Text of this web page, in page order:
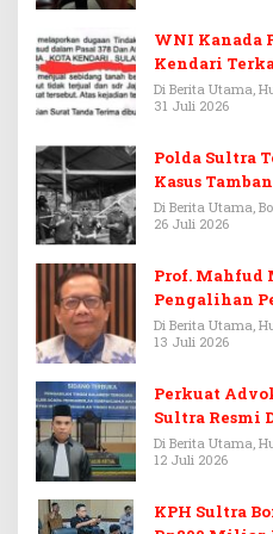
WNI Kanada
Kendari
Di Berita Utama,
31 Juli 2026
Polda Sultra
Kasus
Di Berita Utama,
26 Juli 2026
Prof. Mahfud
Pengalihan
Febrie
Di Berita Utama,
13 Juli 2026
Perkuat
Sultra
PERADI
Di Berita Utama,
12 Juli 2026
KPH Sultra